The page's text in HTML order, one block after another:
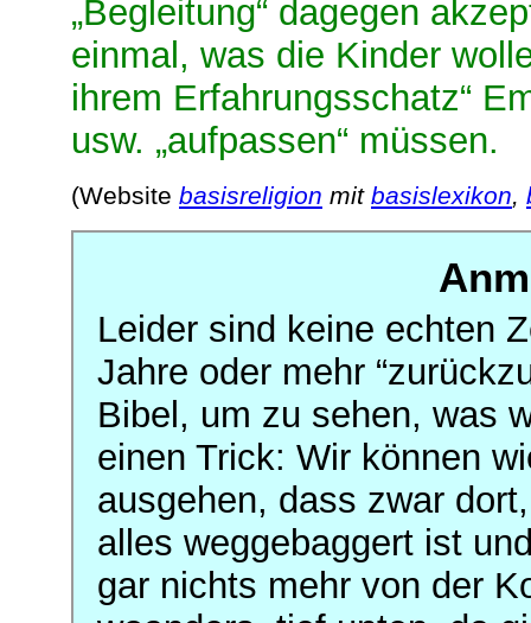
„Begleitung“ dagegen
einmal, was die Kinder
ihrem Erfahrungsschatz“
usw. „aufpassen“ müssen.
(Website basisreligion mit basislexikon,